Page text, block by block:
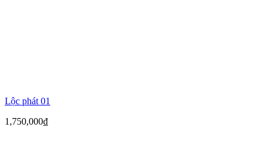
Lộc phát 01
1,750,000₫